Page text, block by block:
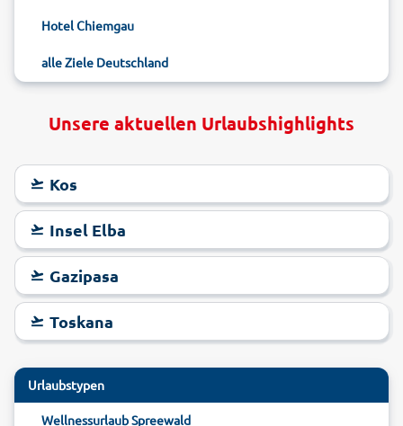
Hotel Chiemgau
alle Ziele Deutschland
Unsere aktuellen Urlaubshighlights
Kos
Insel Elba
Gazipasa
Toskana
Urlaubstypen
Wellnessurlaub Spreewald